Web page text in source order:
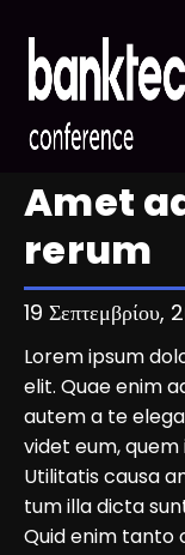
Amet
rerum
19 Σεπτεμβρίου,
Lorem ipsum
elit. Quae enim
autem a te
videt eum,
Utilitatis causa
tum illa dicta
Quid enim tanto